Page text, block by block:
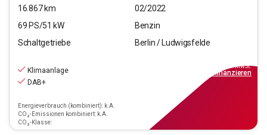
16.867km
02/2022
69 PS/51 kW
Benzin
Schaltgetriebe
Berlin / Ludwigsfelde
Klimaanlage
DAB+
Energieverbrauch (kombiniert): k.A.
CO₂-Emissionen kombiniert: k.A.
CO₂-Klasse:
inkl.MwSt.
finanzieren